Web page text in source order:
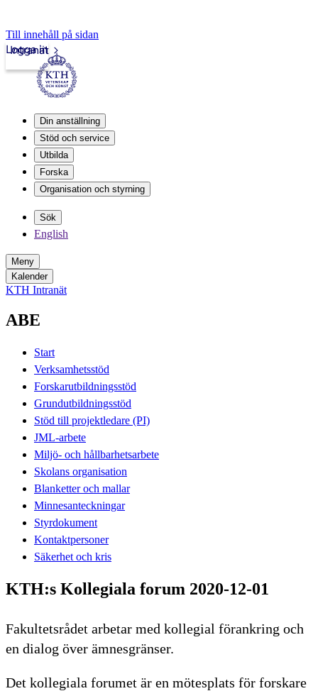
Till innehåll på sidan
Intranät
Logga in
Din anställning
Stöd och service
Utbilda
Forska
Organisation och styrning
Sök
English
Meny
Kalender
KTH Intranät
ABE
Start
Verksamhetsstöd
Forskarutbildningsstöd
Grundutbildningsstöd
Stöd till projektledare (PI)
JML-arbete
Miljö- och hållbarhetsarbete
Skolans organisation
Blanketter och mallar
Minnesanteckningar
Styrdokument
Kontaktpersoner
Säkerhet och kris
KTH:s Kollegiala forum 2020-12-01
Fakultetsrådet arbetar med kollegial förankring och
en dialog över ämnesgränser.
Det kollegiala forumet är en mötesplats för forskare